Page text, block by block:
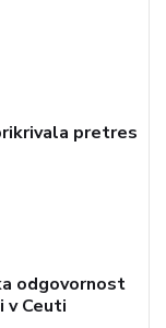
pretres
odgovornost
v Ceuti